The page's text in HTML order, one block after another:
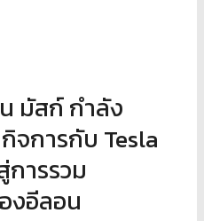
มัสก์ กำลัง
การกับ Tesla
ารรวม
งอีลอน